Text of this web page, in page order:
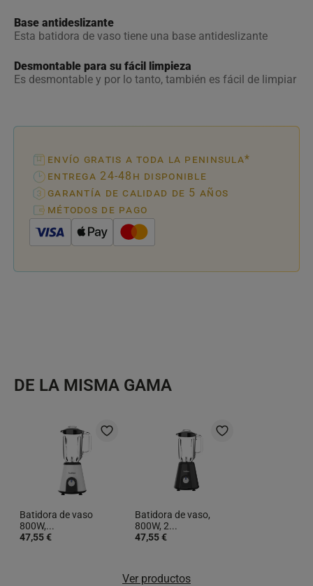
Base antideslizante
Esta batidora de vaso tiene una base antideslizante
Desmontable para su fácil limpieza
Es desmontable y por lo tanto, también es fácil de limpiar
envío gratis a toda la peninsula*
entrega 24-48h disponible
garantía de calidad de 5 años
métodos de pago
DE LA MISMA GAMA
Batidora de vaso
800W,...
47,55 €
Batidora de vaso,
800W, 2...
47,55 €
Ver productos